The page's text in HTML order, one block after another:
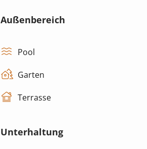
Außenbereich
Pool
Garten
Terrasse
Unterhaltung